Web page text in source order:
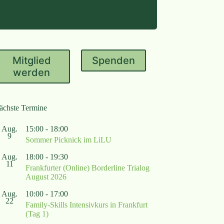
Mitglied
werden
Spenden
Termine
Aug.
9
15:00 - 18:00
Sommer Picknick im LiLU
Aug.
11
18:00 - 19:30
Frankfurter (Online) Borderline Trialog
August 2026
Aug.
22
10:00 - 17:00
Family-Skills Intensivkurs in Frankfurt
(Tag 1)